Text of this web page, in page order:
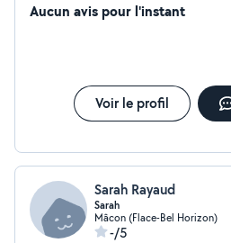
forme, régime, perte de poids
Aucun avis pour l'instant
Voir le profil
Sarah Rayaud
Sarah
Mâcon (Flace-Bel Horizon)
-/5